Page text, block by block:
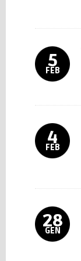
5
FEB
4
FEB
28
GEN